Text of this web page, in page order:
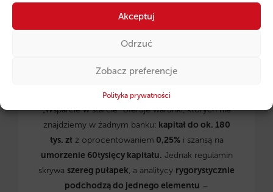
Akceptuj
Odrzuć
Zobacz preferencje
Polityka prywatności
Własny biznes w 2026 roku
nie musi zaczynać się
od wysokoprocentowego kredytu.
„Wsparcie w starcie” oferuje warunki, których nie
znajdziemy w żadnym banku: kapitał do ok. 180
tys. zł z oprocentowaniem 0,25%i szansą na
umorzenie 60tysięcy kapitału. Jednak regulamin
skrywa szereg pułapek, a analitycy rygorystycznie
podchodzą do jednego elementu –